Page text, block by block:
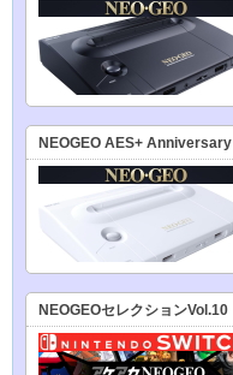
NEOGEO AES+ Anniversary
NEOGEOセレクションVol.10